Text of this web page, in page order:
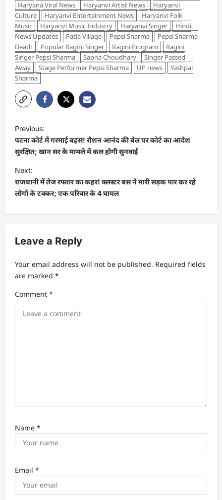
Haryana Viral News Haryanvi Artist News
Haryanvi
Culture
Haryanvi Entertainment News
Haryanvi Folk
Music
Haryanvi Music Industry Haryanvi Singer
Hindi
News Updates
Patla Village Pepsi Sharma
Pepsi Sharma
Death
Popular Ragini Singer Ragini Program
Ragini
Singer Pepsi Sharma
Sapna Choudhary
Singer Passed
Away
Stage Performer Pepsi Sharma UP news
Yashpal
Sharma
Previous:
पटना कोर्ट में गरमाई बहस! रौशन आनंद की बेल पर कोर्ट का आदेश
सुरक्षित; खान सर के मामले में कल होगी सुनवाई
Next:
राजधानी में तेज रफ्तार का कहर! क्लस्टर बस ने मारी सड़क पार कर रहे
लोगों के टक्कर; एक परिवार के 4 घायल
Leave a Reply
Your email address will not be published. Required fields
are marked *
Comment *
Name *
Email *